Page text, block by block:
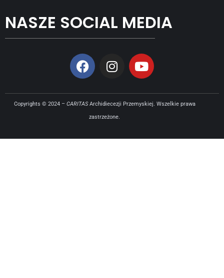
NASZE SOCIAL MEDIA
Copyrights © 2024 – CARITASArchidiecezji Przemyskiej. Wszelkie prawa
zastrzeżone.